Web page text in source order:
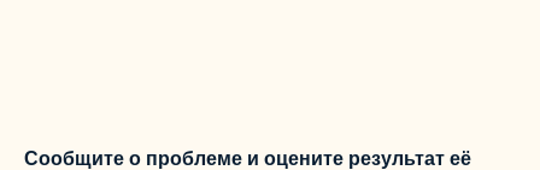
Сообщите о проблеме и оцените результат её